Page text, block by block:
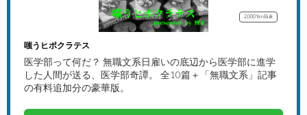
2,000YenBulk
嗤うヒポクラテス
医学部って何だ？ 無職文系日雇いの底辺から医学部に進学
した人間が送る、医学部奇譚。 全10篇＋「無職文系」記事
の有料追加分の豪華版。